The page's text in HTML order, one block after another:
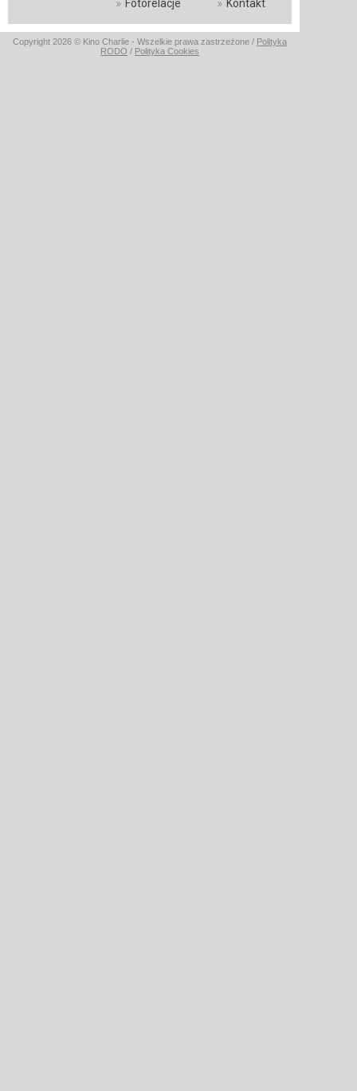
Fotorelacje Kontakt
Copyright 2026 © Kino Charlie - Wszelkie prawa zastrzeżone / Polityka
RODO / Polityka Cookies